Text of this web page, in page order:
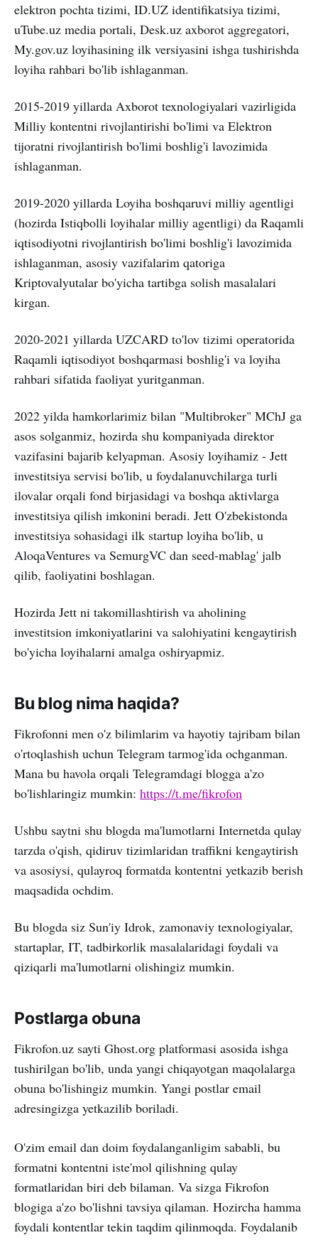
elektron pochta tizimi, ID.UZ identifikatsiya tizimi,
uTube.uz media portali, Desk.uz axborot aggregatori,
My.gov.uz loyihasining ilk versiyasini ishga tushirishda
loyiha rahbari bo'lib ishlaganman.
2015-2019 yillarda Axborot texnologiyalari vazirligida
Milliy kontentni rivojlantirishi bo'limi va Elektron
tijoratni rivojlantirish bo'limi boshlig'i lavozimida
ishlaganman.
2019-2020 yillarda Loyiha boshqaruvi milliy agentligi
(hozirda Istiqbolli loyihalar milliy agentligi) da Raqamli
iqtisodiyotni rivojlantirish bo'limi boshlig'i lavozimida
ishlaganman, asosiy vazifalarim qatoriga
Kriptovalyutalar bo'yicha tartibga solish masalalari
kirgan.
2020-2021 yillarda UZCARD to'lov tizimi operatorida
Raqamli iqtisodiyot boshqarmasi boshlig'i va loyiha
rahbari sifatida faoliyat yuritganman.
2022 yilda hamkorlarimiz bilan "Multibroker" MChJ ga
asos solganmiz, hozirda shu kompaniyada direktor
vazifasini bajarib kelyapman. Asosiy loyihamiz - Jett
investitsiya servisi bo'lib, u foydalanuvchilarga turli
ilovalar orqali fond birjasidagi va boshqa aktivlarga
investitsiya qilish imkonini beradi. Jett O'zbekistonda
investitsiya sohasidagi ilk startup loyiha bo'lib, u
AloqaVentures va SemurgVC dan seed-mablag' jalb
qilib, faoliyatini boshlagan.
Hozirda Jett ni takomillashtirish va aholining
investitsion imkoniyatlarini va salohiyatini kengaytirish
bo'yicha loyihalarni amalga oshiryapmiz.
Bu blog nima haqida?
Fikrofonni men o'z bilimlarim va hayotiy tajribam bilan
o'rtoqlashish uchun Telegram tarmog'ida ochganman.
Mana bu havola orqali Telegramdagi blogga a'zo
bo'lishlaringiz mumkin: https://t.me/fikrofon
Ushbu saytni shu blogda ma'lumotlarni Internetda qulay
tarzda o'qish, qidiruv tizimlaridan traffikni kengaytirish
va asosiysi, qulayroq formatda kontentni yetkazib berish
maqsadida ochdim.
Bu blogda siz Sun'iy Idrok, zamonaviy texnologiyalar,
startaplar, IT, tadbirkorlik masalalaridagi foydali va
qiziqarli ma'lumotlarni olishingiz mumkin.
Postlarga obuna
Fikrofon.uz sayti Ghost.org platformasi asosida ishga
tushirilgan bo'lib, unda yangi chiqayotgan maqolalarga
obuna bo'lishingiz mumkin. Yangi postlar email
adresingizga yetkazilib boriladi.
O'zim email dan doim foydalanganligim sababli, bu
formatni kontentni iste'mol qilishning qulay
formatlaridan biri deb bilaman. Va sizga Fikrofon
blogiga a'zo bo'lishni tavsiya qilaman. Hozircha hamma
foydali kontentlar tekin taqdim qilinmoqda. Foydalanib